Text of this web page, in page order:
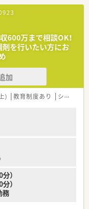
制度など、社員が働きや
います。
いため、地域に腰を据え
能です。
リアアップの選択肢も
ます。
新の医学知識や調剤業務
ます。
600万まで相談OK！
を行いたい方にお
加
) 教育制度あり シフト制
）
）
務